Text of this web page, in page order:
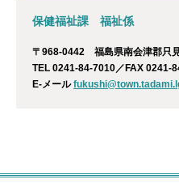
保健福祉課 福祉係
〒968-0442 福島県南会津郡只
TEL 0241-84-7010／FAX 0241-
E-メール